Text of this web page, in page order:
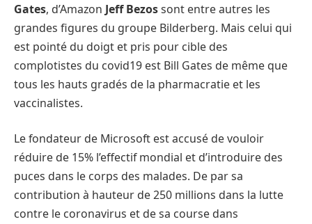
Gates, d’Amazon Jeff Bezossont entre autres les
grandes figures du groupe Bilderberg. Mais celui qui
est pointé du doigt et pris pour cible des
complotistes du covid19 est Bill Gates de même que
tous les hauts gradés de la pharmacratie et les
vaccinalistes.
Le fondateur de Microsoft est accusé de vouloir
réduire de 15% l’effectif mondial et d’introduire des
puces dans le corps des malades. De par sa
contribution à hauteur de 250 millions dans la lutte
contre le coronavirus et de sa course dans